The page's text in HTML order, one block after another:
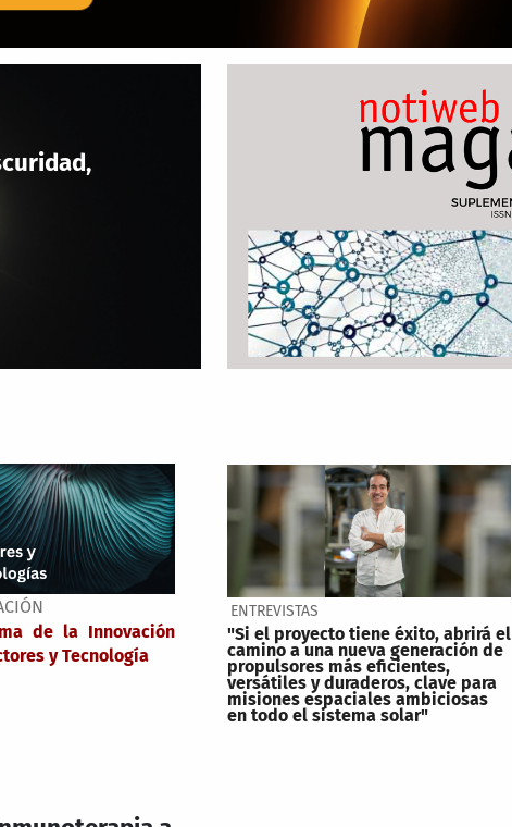
de la Innovación
y Tecnología
ENTREVISTAS
"Si el proyecto tiene éxito, abrirá el
camino a una nueva generación de
propulsores más eficientes,
versátiles y duraderos, clave para
misiones espaciales ambiciosas
en todo el sistema solar"